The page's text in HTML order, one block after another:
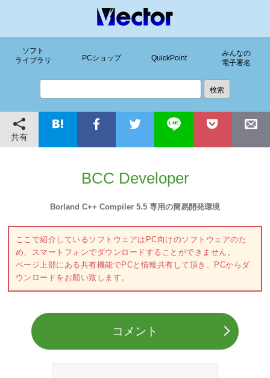
ソフト
ライブラリ
PCショップ QuickPoint
みんなの
電子署名
共有
BCC Developer
Borland C++ Compiler 5.5 専用の簡易開発環境
ここで紹介しているソフトウェアはPC向けのソフトウェアのた
め、スマートフォンでダウンロードすることができません。
ページ上部にある共有機能でPCと情報共有して頂き、PCからダ
ウンロードをお願い致します。
コメント